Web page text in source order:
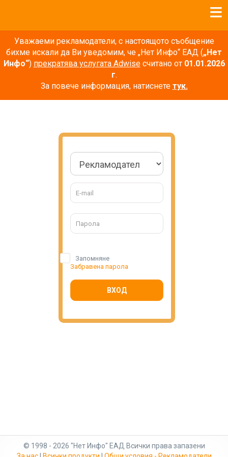
Уважаеми рекламодатели, с настоящото съобщение
бихме искали да Ви уведомим, че „Нет Инфо“ ЕАД („Нет
Инфо“) прекратява услугата Adwiseсчитано от 01.01.2026
г.
За повече информация, натиснете тук.
Запомняне
Забравена парола
ВХОД
© 1998 - 2026 "Нет Инфо" ЕАД Всички права запазени